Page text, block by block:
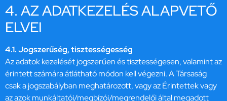
4. AZ ADATKEZELÉS ALAPVETŐ
ELVEI
4.1. Jogszerűség, tisztességesség
Az adatok kezelését jogszerűen és tisztességesen, valamint az
érintett számára átlátható módon kell végezni. A Társaság
csak a jogszabályban meghatározott, vagy az Érintettek vagy
az azok munkáltatói/megbízói/megrendelői által megadott